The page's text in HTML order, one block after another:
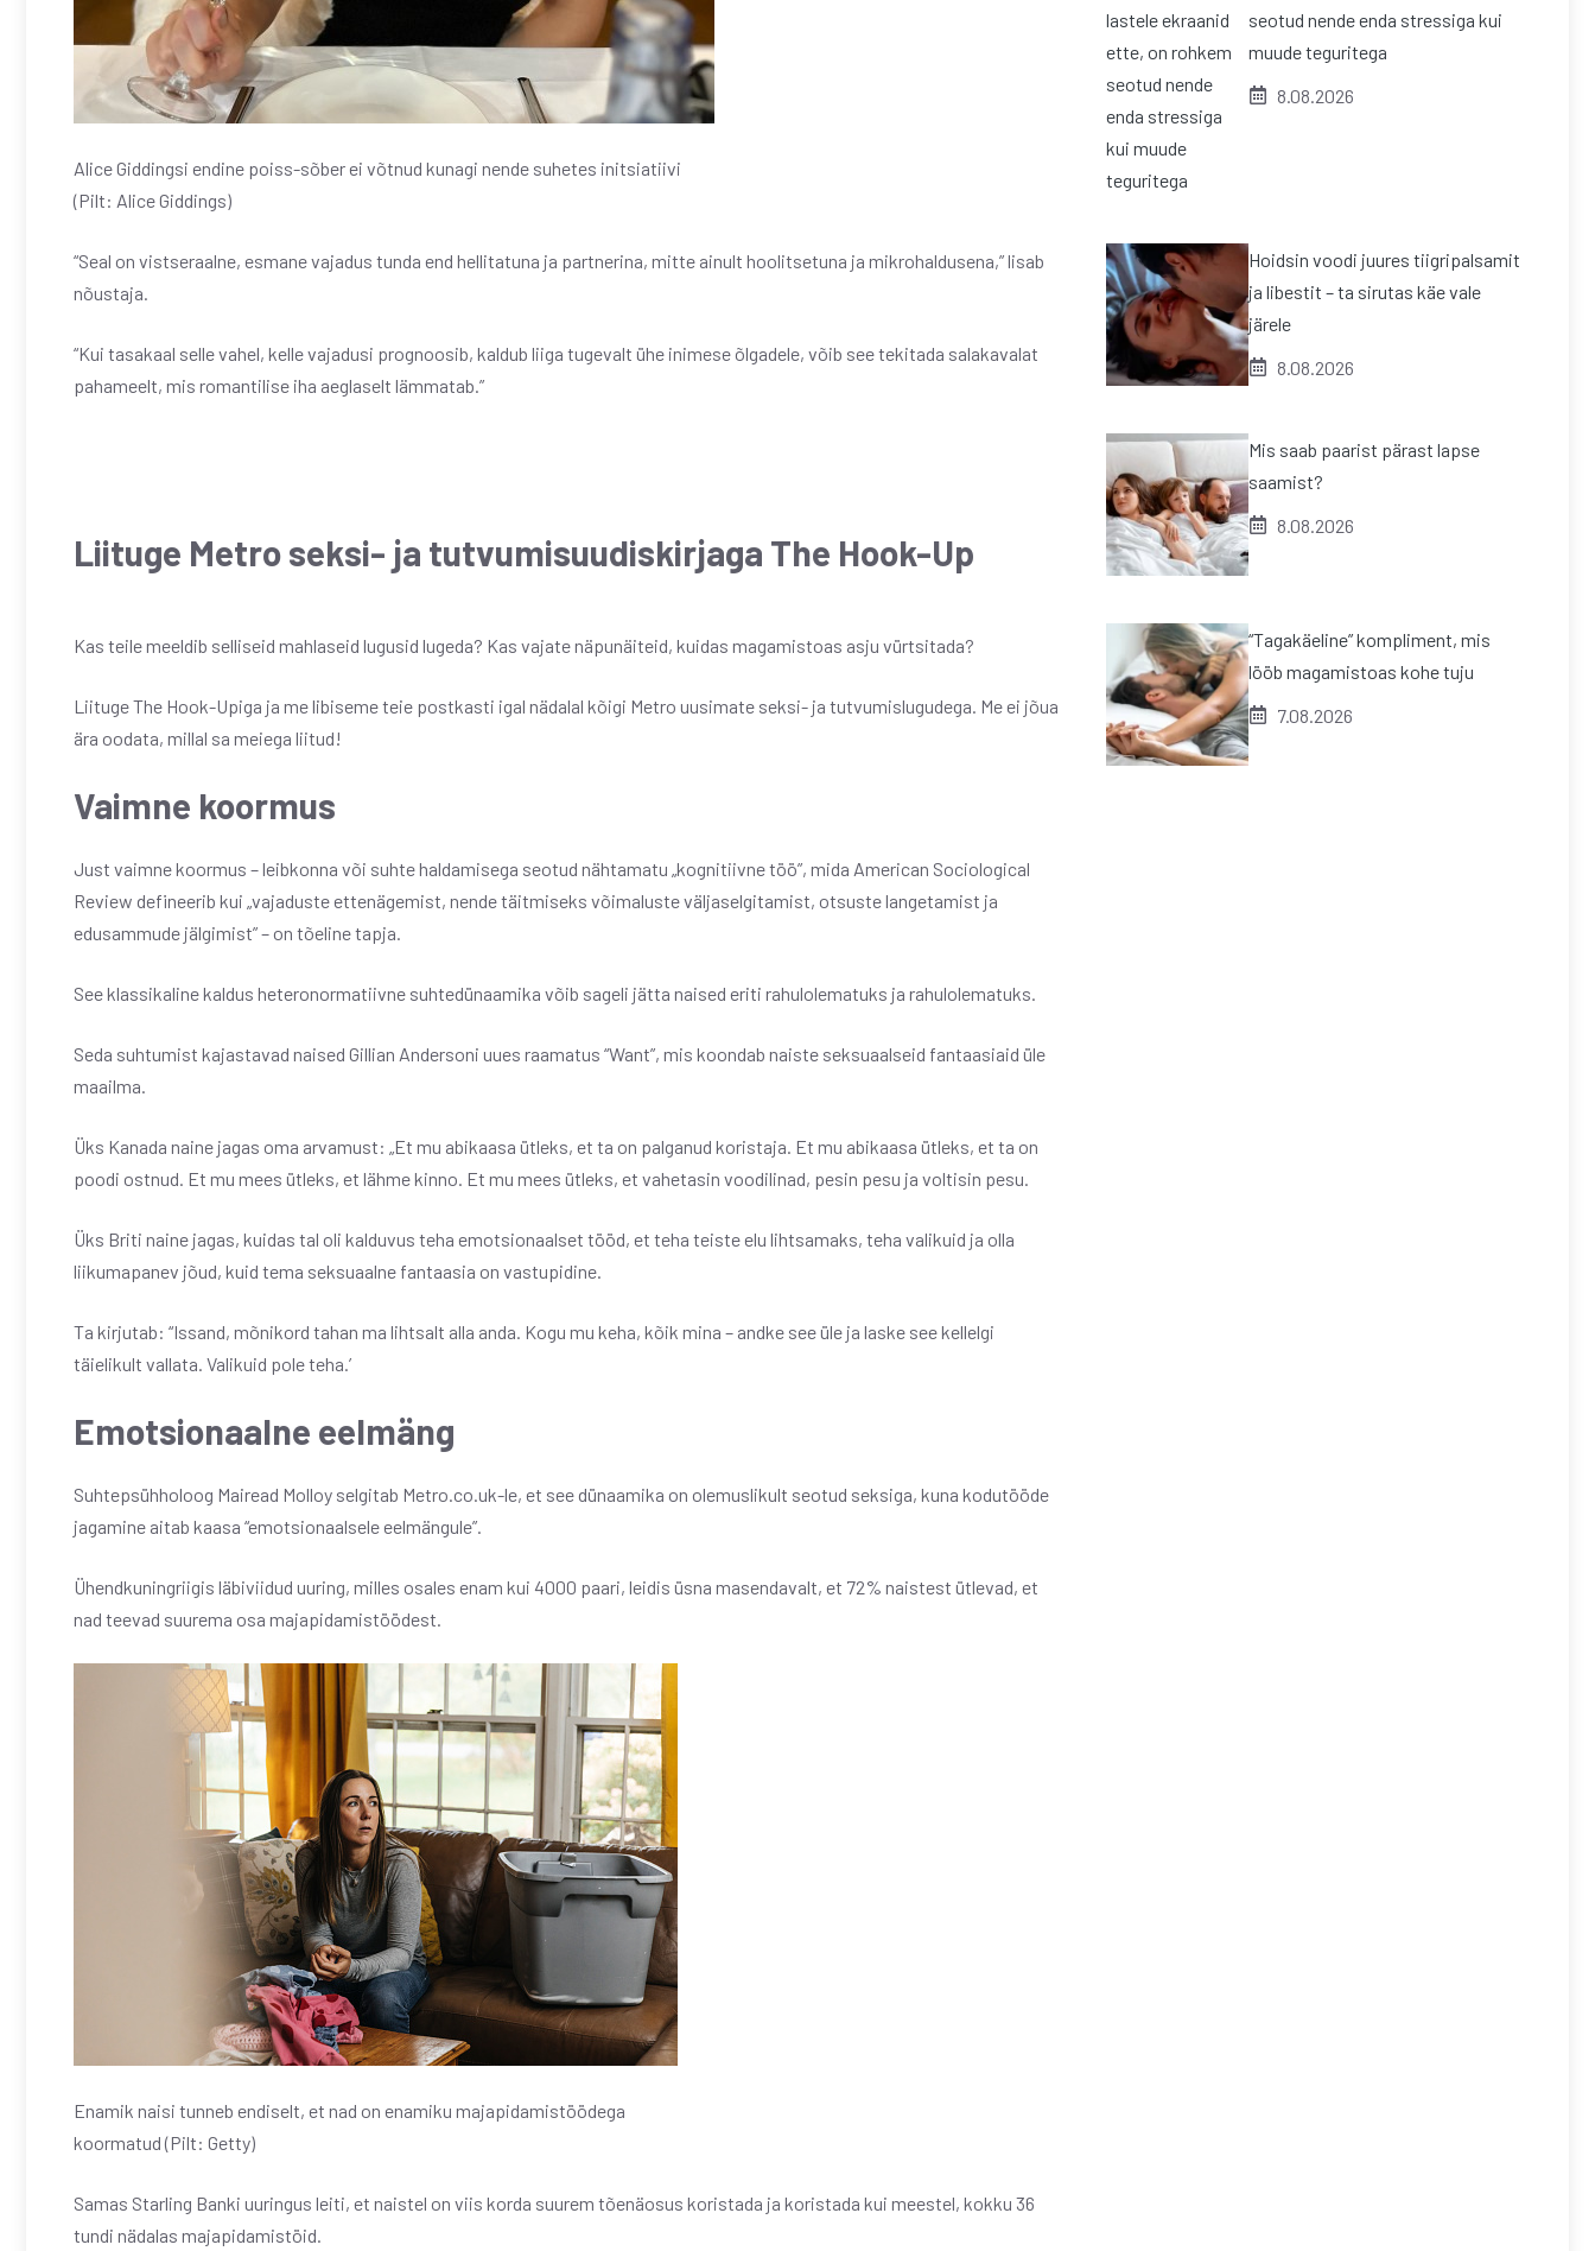
Alice Giddingsi endine poiss-sõber ei võtnud kunagi nende suhetes initsiatiivi
(Pilt: Alice Giddings)
“Seal on vistseraalne, esmane vajadus tunda end hellitatuna ja partnerina, mitte ainult hoolitsetuna ja mikrohaldusena,” lisab
nõustaja.
“Kui tasakaal selle vahel, kelle vajadusi prognoosib, kaldub liiga tugevalt ühe inimese õlgadele, võib see tekitada salakavalat
pahameelt, mis romantilise iha aeglaselt lämmatab.”
Liituge Metro seksi- ja tutvumisuudiskirjaga The Hook-Up
Kas teile meeldib selliseid mahlaseid lugusid lugeda? Kas vajate näpunäiteid, kuidas magamistoas asju vürtsitada?
Liituge The Hook-Upiga ja me libiseme teie postkasti igal nädalal kõigi Metro uusimate seksi- ja tutvumislugudega. Me ei jõua
ära oodata, millal sa meiega liitud!
Vaimne koormus
Just vaimne koormus – leibkonna või suhte haldamisega seotud nähtamatu „kognitiivne töö”, mida American Sociological
Review defineerib kui „vajaduste ettenägemist, nende täitmiseks võimaluste väljaselgitamist, otsuste langetamist ja
edusammude jälgimist” – on tõeline tapja.
See klassikaline kaldus heteronormatiivne suhtedünaamika võib sageli jätta naised eriti rahulolematuks ja rahulolematuks.
Seda suhtumist kajastavad naised Gillian Andersoni uues raamatus “Want”, mis koondab naiste seksuaalseid fantaasiaid üle
maailma.
Üks Kanada naine jagas oma arvamust: „Et mu abikaasa ütleks, et ta on palganud koristaja. Et mu abikaasa ütleks, et ta on
poodi ostnud. Et mu mees ütleks, et lähme kinno. Et mu mees ütleks, et vahetasin voodilinad, pesin pesu ja voltisin pesu.
Üks Briti naine jagas, kuidas tal oli kalduvus teha emotsionaalset tööd, et teha teiste elu lihtsamaks, teha valikuid ja olla
liikumapanev jõud, kuid tema seksuaalne fantaasia on vastupidine.
Ta kirjutab: “Issand, mõnikord tahan ma lihtsalt alla anda. Kogu mu keha, kõik mina – andke see üle ja laske see kellelgi
täielikult vallata. Valikuid pole teha.’
Emotsionaalne eelmäng
Suhtepsühholoog Mairead Molloy selgitab Metro.co.uk-le, et see dünaamika on olemuslikult seotud seksiga, kuna kodutööde
jagamine aitab kaasa “emotsionaalsele eelmängule”.
Ühendkuningriigis läbiviidud uuring, milles osales enam kui 4000 paari, leidis üsna masendavalt, et 72% naistest ütlevad, et
nad teevad suurema osa majapidamistöödest.
Enamik naisi tunneb endiselt, et nad on enamiku majapidamistöödega
koormatud (Pilt: Getty)
Samas Starling Banki uuringus leiti, et naistel on viis korda suurem tõenäosus koristada ja koristada kui meestel, kokku 36
tundi nädalas majapidamistöid.
seotud nende enda stressiga kui
muude teguritega
8.08.2026
Hoidsin voodi juures tiigripalsamit
ja libestit – ta sirutas käe vale
järele
8.08.2026
Mis saab paarist pärast lapse
saamist?
8.08.2026
“Tagakäeline” kompliment, mis
lööb magamistoas kohe tuju
7.08.2026